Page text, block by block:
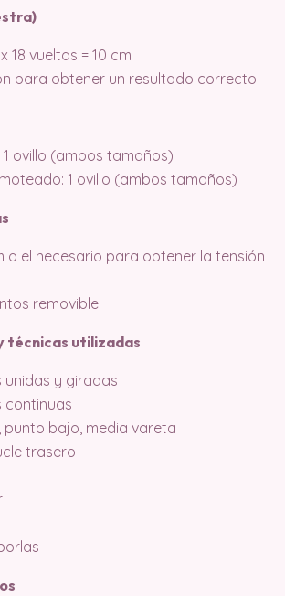
18 vueltas = 10 cm
para obtener un resultado correcto
1 ovillo (ambos tamaños)
1 ovillo (ambos tamaños)
o el necesario para obtener la tensión
removible
técnicas utilizadas
unidas y giradas
continuas
punto bajo, media vareta
trasero